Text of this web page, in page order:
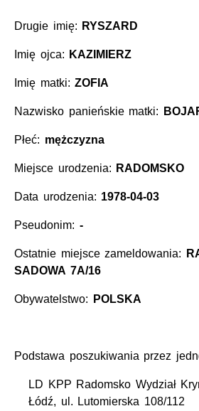
Drugie imię: RYSZARD
Imię ojca: KAZIMIERZ
Imię matki:ZOFIA
Nazwisko panieńskie matki:
Płeć: mężczyzna
Miejsce urodzenia: RADOMSKO
Data urodzenia: 1978-04-03
Pseudonim: -
Ostatnie miejsce zameldowania:
SADOWA 7A/16
Obywatelstwo: POLSKA
Podstawa poszukiwania przez
LD KPP Radomsko Wydział
Łódź, ul. Lutomierska 108/112